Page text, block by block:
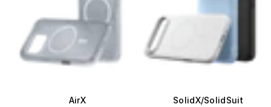
AirX SolidX/SolidSuit